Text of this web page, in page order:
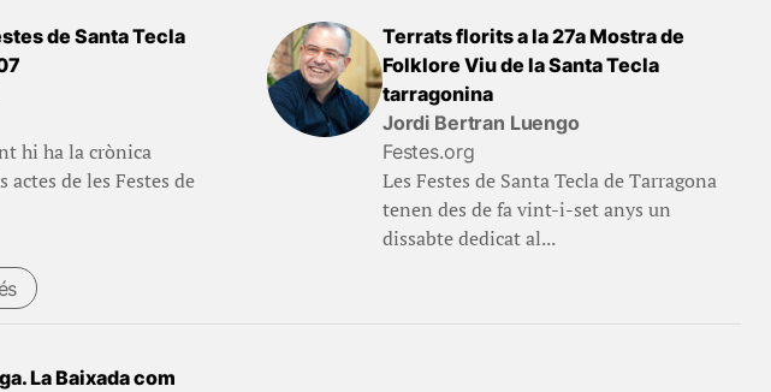
de Santa Tecla
hi ha la crònica
de les Festes de
Terrats florits a la 27a Mostra de
Folklore Viu de la Santa Tecla
tarragonina
Jordi Bertran Luengo
Festes.org
Les Festes de Santa Tecla de Tarragona
tenen des de fa vint-i-set anys un
dissabte dedicat al...
La Baixada com